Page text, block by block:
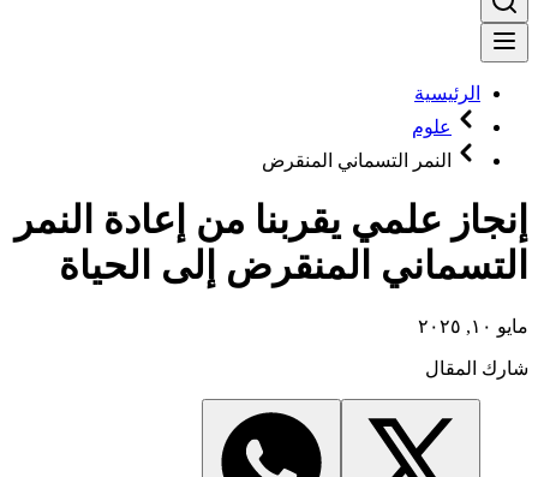
الرئيسية
علوم
النمر التسماني المنقرض
إنجاز علمي يقربنا من إعادة النمر
التسماني المنقرض إلى الحياة
مايو ١٠, ٢٠٢٥
شارك المقال